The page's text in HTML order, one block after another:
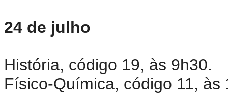
24 de julho
História, código 19, às 9h30.
Físico-Química, código 11, às